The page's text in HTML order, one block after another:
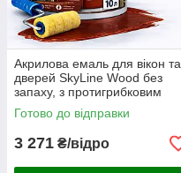
Акрилова емаль для вікон та
дверей SkyLine Wood без
запаху, з протигрибковим
ефектом, червоно-
коричнева, 10 л
Готово до відправки
3 271 ₴/відро